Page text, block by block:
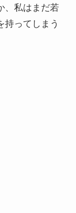
、私はまだ若
持ってしまう